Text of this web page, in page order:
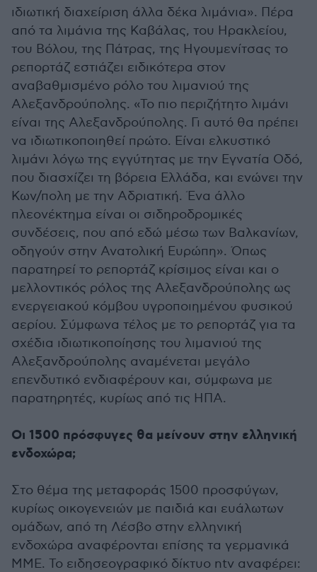
ιδιωτική διαχείριση άλλα δέκα λιμάνια». Πέρα
από τα λιμάνια της Καβάλας, του Ηρακλείου,
του Βόλου, της Πάτρας, της Ηγουμενίτσας το
ρεπορτάζ εστιάζει ειδικότερα στον
αναβαθμισμένο ρόλο του λιμανιού της
Αλεξανδρούπολης. «Το πιο περιζήτητο λιμάνι
είναι της Αλεξανδρούπολης. Γι αυτό θα πρέπει
να ιδιωτικοποιηθεί πρώτο. Είναι ελκυστικό
λιμάνι λόγω της εγγύτητας με την Εγνατία Οδό,
που διασχίζει τη βόρεια Ελλάδα, και ενώνει την
Κων/πολη με την Αδριατική. Ένα άλλο
πλεονέκτημα είναι οι σιδηροδρομικές
συνδέσεις, που από εδώ μέσω των Βαλκανίων,
οδηγούν στην Ανατολική Ευρώπη». Όπως
παρατηρεί το ρεπορτάζ κρίσιμος είναι και ο
μελλοντικός ρόλος της Αλεξανδρούπολης ως
ενεργειακού κόμβου υγροποιημένου φυσικού
αερίου. Σύμφωνα τέλος με το ρεπορτάζ για τα
σχέδια ιδιωτικοποίησης του λιμανιού της
Αλεξανδρούπολης αναμένεται μεγάλο
επενδυτικό ενδιαφέρουν και, σύμφωνα με
παρατηρητές, κυρίως από τις ΗΠΑ.
Οι 1500 πρόσφυγες θα μείνουν στην ελληνική
ενδοχώρα;
Στο θέμα της μεταφοράς 1500 προσφύγων,
κυρίως οικογενειών με παιδιά και ευάλωτων
ομάδων, από τη Λέσβο στην ελληνική
ενδοχώρα αναφέρονται επίσης τα γερμανικά
ΜΜΕ. Το ειδησεογραφικό δίκτυο ntv αναφέρει: